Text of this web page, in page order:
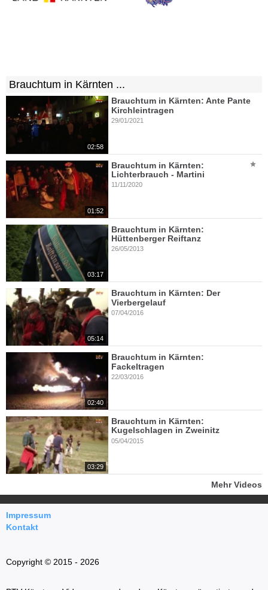
Brauchtum in Kärnten ...
02:58
Brauchtum in Kärnten: Ante Pante
Kirchleintragen
29/01/2021
01:52
Brauchtum in Kärnten:
Lichterbrauch - Martini
11/11/2020
03:17
Brauchtum in Kärnten:
Hüttenberger Reiftanz
26/05/2013
05:14
Brauchtum in Kärnten: Der
Vierbergelauf
07/04/2016
02:40
Brauchtum in Kärnten:
Fackeltragen
22/03/2016
03:29
Brauchtum in Kärnten:
Kugelschlagen in Zweinitz
05/04/2015
Mehr Videos
Impressum
Kontakt
Copyright © 2015 - 2026